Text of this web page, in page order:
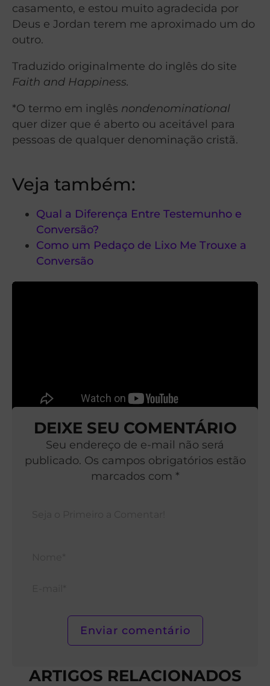
casamento, e estou muito agradecida por
Deus e Jordan terem me aproximado um do
outro.
Traduzido originalmente do inglês do site
Faith and Happiness.
*O termo em inglês nondenominational
quer dizer que é aberto ou aceitável para
pessoas de qualquer denominação cristã.
Veja também:
Qual a Diferença Entre Testemunho e
Conversão?
Como um Pedaço de Lixo Me Trouxe a
Conversão
DEIXE SEU COMENTÁRIO
Seu endereço de e-mail não será
publicado. Os campos obrigatórios estão
marcados com *
ARTIGOS RELACIONADOS